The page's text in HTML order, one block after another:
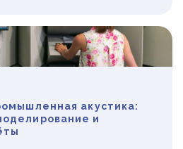
акустика:
и